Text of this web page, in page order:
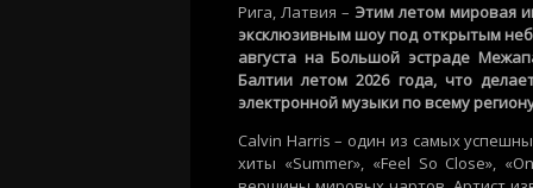
Рига, Латвия – Этим летом мировая
эксклюзивнымшоупод открытым
августа на Большой эстраде
Балтии летом 2026 года, что
электронной музыкипо всемурегион
Calvin Harris – один из самых
хиты «Summer», «Feel So Close», «